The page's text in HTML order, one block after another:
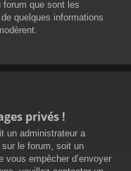
forum que sont les
quelques informations
privés !
un administrateur a
le forum, soit un
vous empêcher d’envoyer